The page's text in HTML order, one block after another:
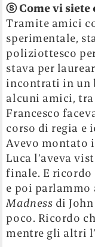
ⓢCome vi
Tramite amici
sperimentale,
poliziottesco
stava per
incontrati in un
alcuni amici, tra
Francesco
corso di regia e
Avevo montato
Luca l’aveva
finale. E ricordo
e poi parlammo
Madness di
poco. Ricordo
mentre gli altri